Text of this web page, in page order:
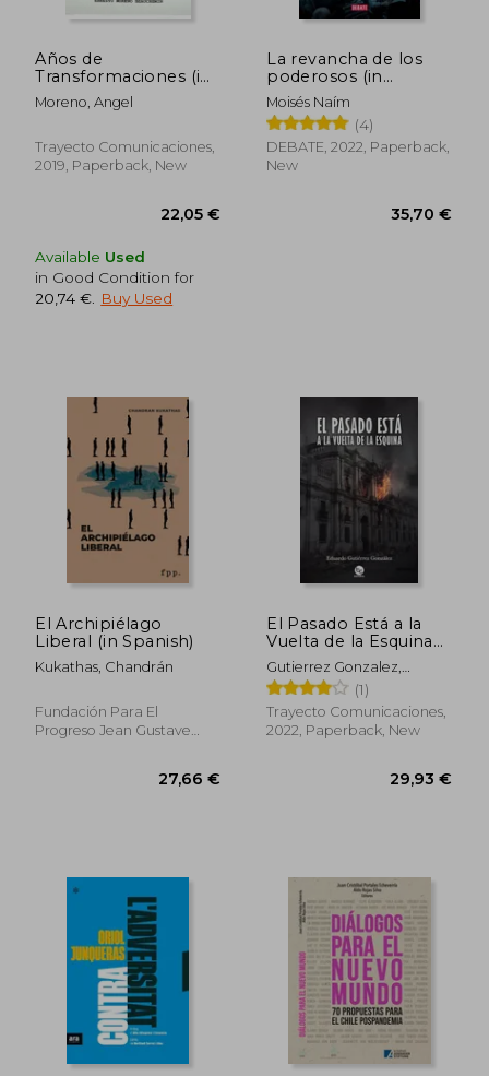
Años de
Transformaciones (in
Spanish)
Moreno, Angel
Trayecto Comunicaciones,
2019, Paperback, New
Available Used
in Good Condition for
20,74 €
Buy Used
La revancha de los
poderosos (in
Spanish)
Moisés Naím
(4)
DEBATE, 2022, Paperback,
New
El Archipiélago
Liberal (in Spanish)
Kukathas, Chandrán
Fundación Para El
Progreso Jean Gustave
El Pasado Está a la
Vuelta de la Esquina
(in Spanish)
Gutierrez Gonzalez,
Eduardo
(1)
Trayecto Comunicaciones,
2022, Paperback, New